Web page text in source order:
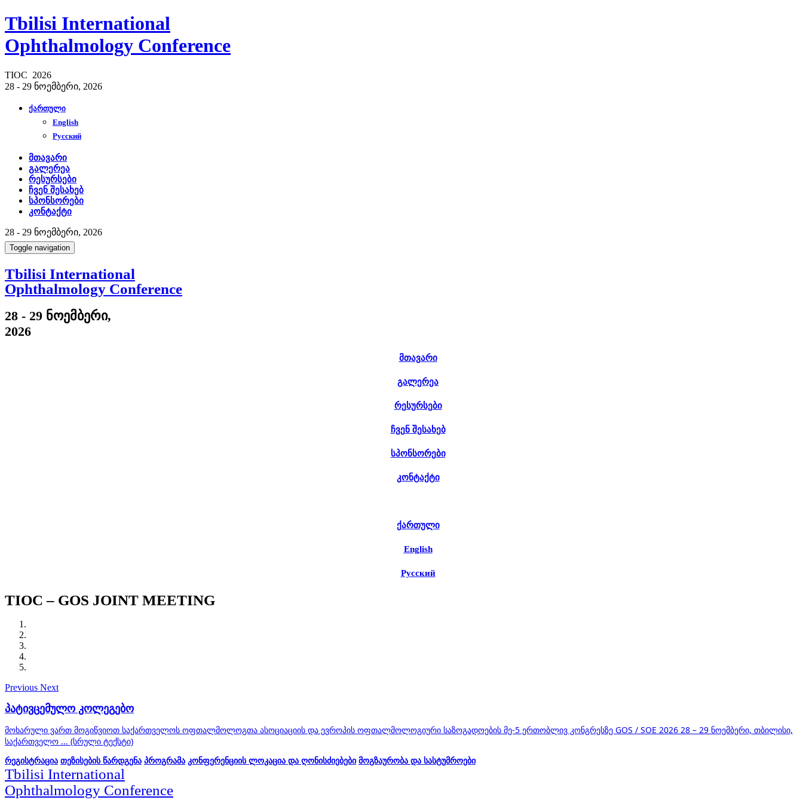
Tbilisi International
Ophthalmology Conference
TIOC 2026
28 - 29 ნოემბერი, 2026
ქართული
English
Русский
მთავარი
გალერეა
რესურსები
ჩვენ შესახებ
სპონსორები
კონტაქტი
28 - 29 ნოემბერი, 2026
Toggle navigation
Tbilisi International
Ophthalmology Conference
28 - 29 ნოემბერი,
2026
მთავარი
გალერეა
რესურსები
ჩვენ შესახებ
სპონსორები
კონტაქტი
ქართული
English
Русский
TIOC – GOS JOINT MEETING
Previous Next
პატივცემულო კოლეგებო
მოხარული ვართ მოგიწვიოთ საქართველოს ოფთალმოლოგთა ასოციაციის და ევროპის ოფთალმოლოგიური საზოგადოების მე-5 ერთობლივ კონგრესზე GOS / SOE 2026 28 – 29 ნოემბერი, თბილისი,
საქართველო ... (სრული ტექსტი)
რეგისტრაცია თეზისების წარდგენა პროგრამა კონფერენციის ლოკაცია და ღონისძიებები მოგზაურობა და სასტუმროები
Tbilisi International
Ophthalmology Conference